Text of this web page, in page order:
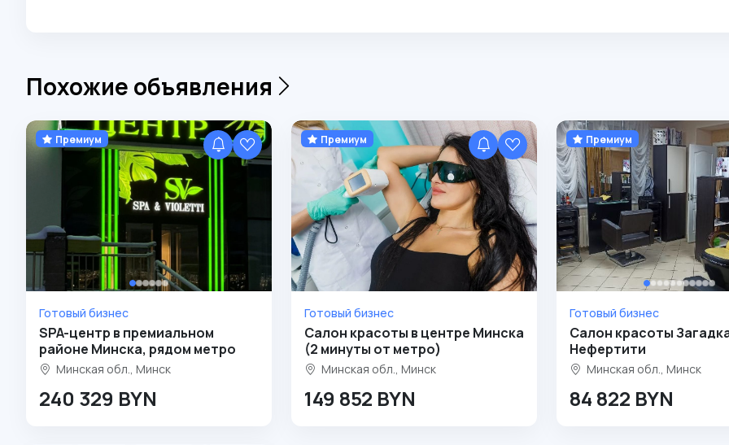
Похожие объявления
Премиум
Готовый бизнес
SPA-центр в премиальном
районе Минска, рядом метро
Минская обл., Минск
240 329 BYN
Премиум
Готовый бизнес
Салон красоты в центре Минска
(2 минуты от метро)
Минская обл., Минск
149 852 BYN
Премиум
Готовый бизнес
Салон красоты
Нефертити
Минская обл., Минск
84 822 BYN